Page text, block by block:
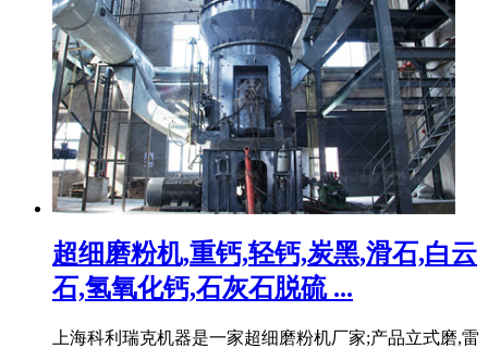
超细磨粉机,重钙,轻钙,炭黑,滑石,白云
石,氢氧化钙,石灰石脱硫 ...
上海科利瑞克机器是一家超细磨粉机厂家;产品立式磨,雷